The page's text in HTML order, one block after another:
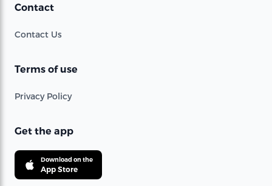
Contact
Contact Us
Terms of use
Privacy Policy
Get the app
Download on the
App Store